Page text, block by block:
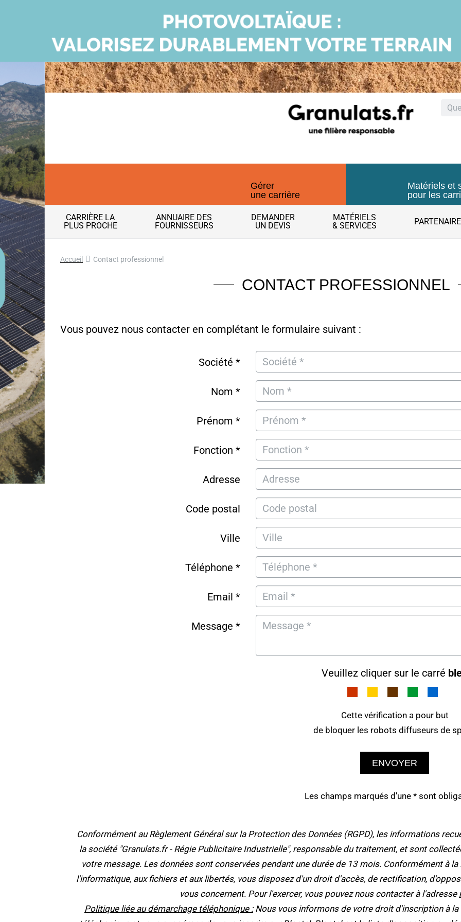
Gérer
une carrière
Matériels et
pour les
CARRIÈRE LA
PLUS PROCHE
ANNUAIRE DES
FOURNISSEURS
DEMANDER
UN DEVIS
MATÉRIELS
& SERVICES
Accueil Contact professionnel
CONTACT PROFESSIONNEL
Vous pouvez nous contacter en complétant le formulaire suivant :
Société *
Nom *
Prénom *
Fonction *
Adresse
Code postal
Ville
Téléphone *
Email *
Message *
Veuillez cliquer sur le carré
Cette vérification a pour but
de bloquer les robots diffuseurs de
ENVOYER
Les champs marqués d'une * sont
Conformément au Règlement Général sur la Protection des Données (RGPD), les informations
la société "Granulats.fr - Régie Publicitaire Industrielle", responsable du traitement, et sont
votre message. Les données sont conservées pendant une durée de 13 mois. Conformément à
l'informatique, aux fichiers et aux libertés, vous disposez d'un droit d'accès, de rectification,
vous concernent. Pour l'exercer, vous pouvez nous contacter à l'adresse
Politique liée au démarchage téléphonique :Nous vous informons de votre droit d'inscription à